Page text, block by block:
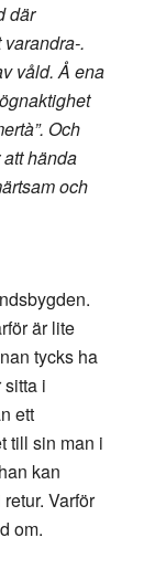
där
.
våld. Å ena
Och
hända
och
är lite
tycks ha
sitta i
ett
till sin man i
kan
Varför
om.